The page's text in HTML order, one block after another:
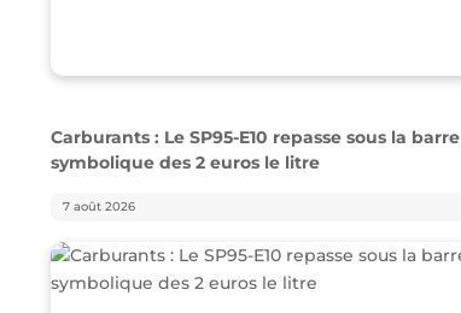
Carburants : Le SP95-E10 repasse sous la barre
symbolique des 2 euros le litre
7 août 2026